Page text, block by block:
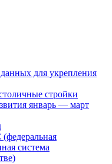
для укрепления
стройки
январь — март
система